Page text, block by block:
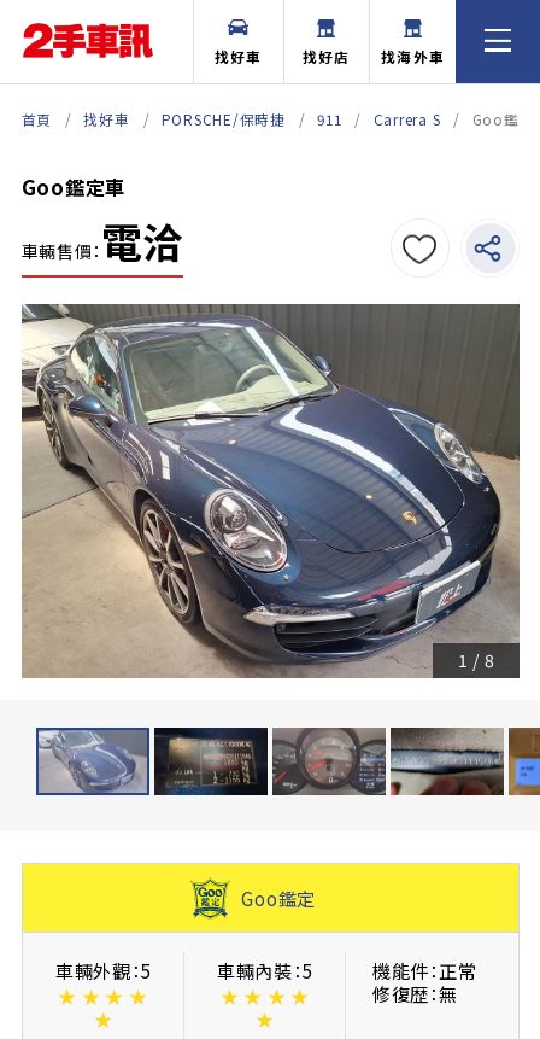
找好車 找好店 找海外車
首頁 找好車 PORSCHE/保時捷 911 Carrera S Goo鑑定
Goo鑑定車
車輛售價： 電洽
1 / 8
Goo鑑定
車輛外觀：5
★ ★ ★ ★
★
車輛內裝：5
★ ★ ★ ★
★
機能件：正常
修復歴：無